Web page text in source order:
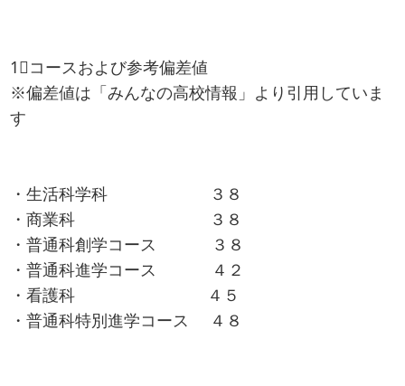
1⃣コースおよび参考偏差値
※偏差値は「みんなの高校情報」より引用していま
す
・生活科学科 ３８
・商業科 ３８
・普通科創学コース ３８
・普通科進学コース ４２
・看護科 ４５
・普通科特別進学コース ４８